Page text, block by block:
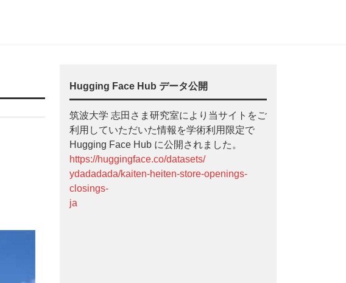
Hugging Face Hub データ公開
筑波大学 志田さま研究室により当サイトをご
利用していただいた情報を学術利用限定で
Hugging Face Hub に公開されました。
https://huggingface.co/datasets/
ydadadada/kaiten-heiten-store-openings-
closings-
ja